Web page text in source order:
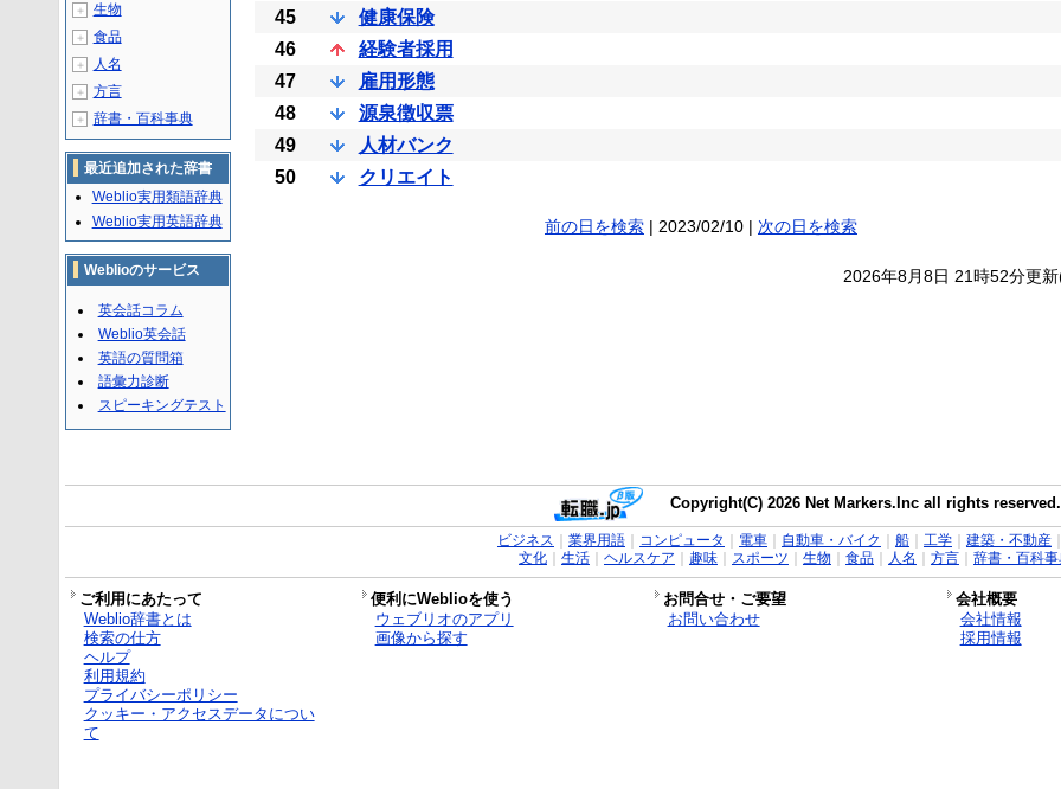
45
健康保険
46
経験者採用
47
雇用形態
48
源泉徴収票
49
人材バンク
50
クリエイト
前の日を検索| 2023/02/10 | 次の日を検索
2026年8月8日 21時52分更
＋ 生物
＋ 食品
＋ 人名
＋ 方言
＋ 辞書・百科事典
最近追加された辞書
Weblio実用類語辞典
Weblio実用英語辞典
Weblioのサービス
英会話コラム
Weblio英会話
英語の質問箱
語彙力診断
スピーキングテスト
Copyright(C) 2026 Net Markers.Inc all rights reserved.
ビジネス 業界用語｜ コンピュータ 電車｜ 自動車・バイク 船｜ 工学｜ 建築・不動産｜
文化｜ 生活｜ ヘルスケア 趣味｜ スポーツ 生物 食品｜ 人名 方言｜ 辞書・百科事
ご利用にあたって 便利にWeblioを使う お問合せ・ご要望 会社概要
Weblio辞書とは
検索の仕方
ヘルプ
利用規約
プライバシーポリシー
クッキー・アクセスデータについ
て
ウェブリオのアプリ
画像から探す
お問い合わせ
会社情報
採用情報